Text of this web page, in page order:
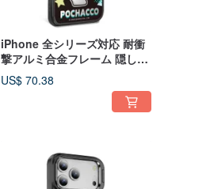
iPhone 全シリーズ対応 耐衝
撃アルミ合金フレーム 隠しス
タンド付き ミラー磁気吸着ケ
ース - POP ポチャッコ
US$ 70.38